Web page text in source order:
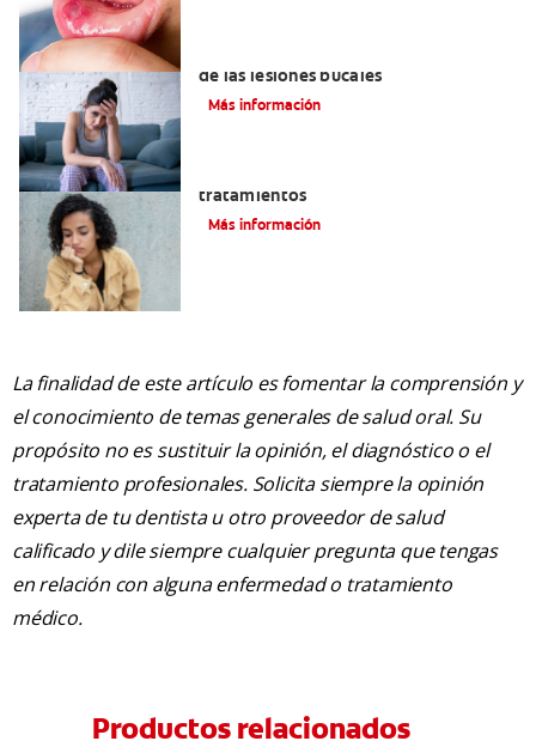
de las lesiones bucales
Más información
tratamientos
Más información
La finalidad de este artículo es fomentar la comprensión y
el conocimiento de temas generales de salud oral. Su
propósito no es sustituir la opinión, el diagnóstico o el
tratamiento profesionales. Solicita siempre la opinión
experta de tu dentista u otro proveedor de salud
calificado y dile siempre cualquier pregunta que tengas
en relación con alguna enfermedad o tratamiento
médico.
Productos relacionados